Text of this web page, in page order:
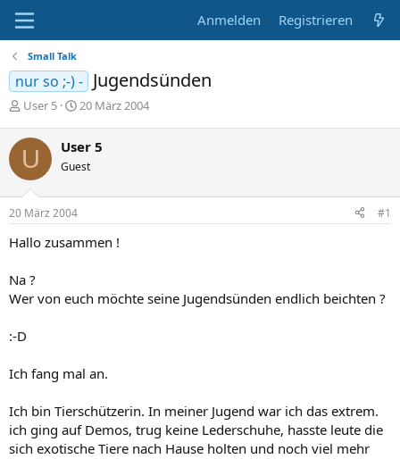
Anmelden Registrieren
Small Talk
nur so ;-) - Jugendsünden
E
s
t
e
l
l
e
User 5
E
t
e
l
m
20 März 2004
U User 5
Guest
20 März 2004 #1
Hallo zusammen !
Na ?
Wer von euch möchte seine Jugendsünden endlich beichten ?
:-D
Ich fang mal an.
Ich bin Tierschützerin. In meiner Jugend war ich das extrem.
ich ging auf Demos, trug keine Lederschuhe, hasste leute die
sich exotische Tiere nach Hause holten und noch viel mehr